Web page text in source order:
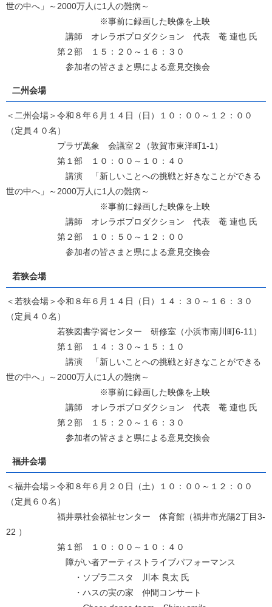
世の中へ」～2000万人に1人の難病～
※事前に録画した映像を上映
講師 オレラボプロダクション 代表 菴 連也 氏
第２部 １５：２０～１６：３０
参加者の皆さまと県による意見交換会
二州会場
＜二州会場＞令和８年６月１４日（日）１０：００～１２：００
（定員４０名）
プラザ萬象 会議室２（敦賀市東洋町1-1）
第１部 １０：００～１０：４０
講演 「新しいことへの挑戦と好きなことができる
世の中へ」～2000万人に1人の難病～
※事前に録画した映像を上映
講師 オレラボプロダクション 代表 菴 連也 氏
第２部 １０：５０～１２：００
参加者の皆さまと県による意見交換会
若狭会場
＜若狭会場＞令和８年６月１４日（日）１４：３０～１６：３０
（定員４０名）
若狭図書学習センター 研修室（小浜市南川町6-11）
第１部 １４：３０～１５：１０
講演 「新しいことへの挑戦と好きなことができる
世の中へ」～2000万人に1人の難病～
※事前に録画した映像を上映
講師 オレラボプロダクション 代表 菴 連也 氏
第２部 １５：２０～１６：３０
参加者の皆さまと県による意見交換会
福井会場
＜福井会場＞令和８年６月２０日（土）１０：００～１２：００
（定員６０名）
福井県社会福祉センター 体育館（福井市光陽2丁目3-
22 ）
第１部 １０：００～１０：４０
障がい者アーティストライブパフォーマンス
・ソプラ二スタ 川本 良太 氏
・ハスの実の家 仲間コンサート